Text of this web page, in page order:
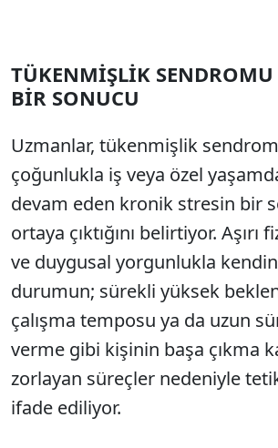
TÜKENMİŞLİK SENDROMU
BİR SONUCU
Uzmanlar, tükenmişlik
çoğunlukla iş veya özel
devam eden kronik stresin bir
ortaya çıktığını belirtiyor. Aşırı
ve duygusal yorgunlukla
durumun; sürekli yüksek
çalışma temposu ya da uzun
verme gibi kişinin başa çıkma
zorlayan süreçler nedeniyle
ifade ediliyor.